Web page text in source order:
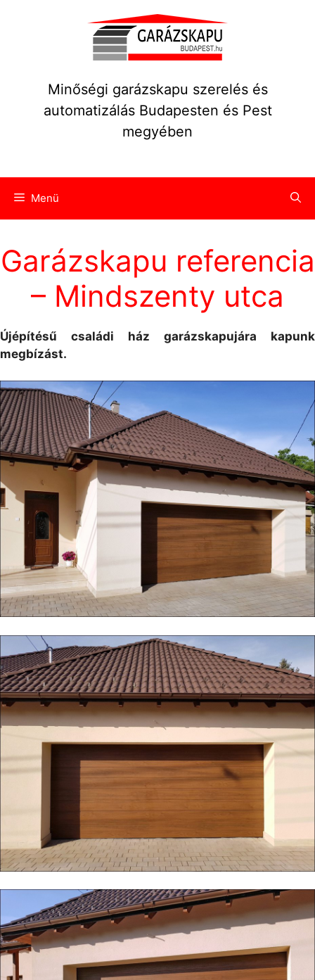
Minőségi garázskapu szerelés és
automatizálás Budapesten és Pest
megyében
Menü
Garázskapu referencia
– Mindszenty utca
Újépítésű családi ház garázskapujára kapunk
megbízást.